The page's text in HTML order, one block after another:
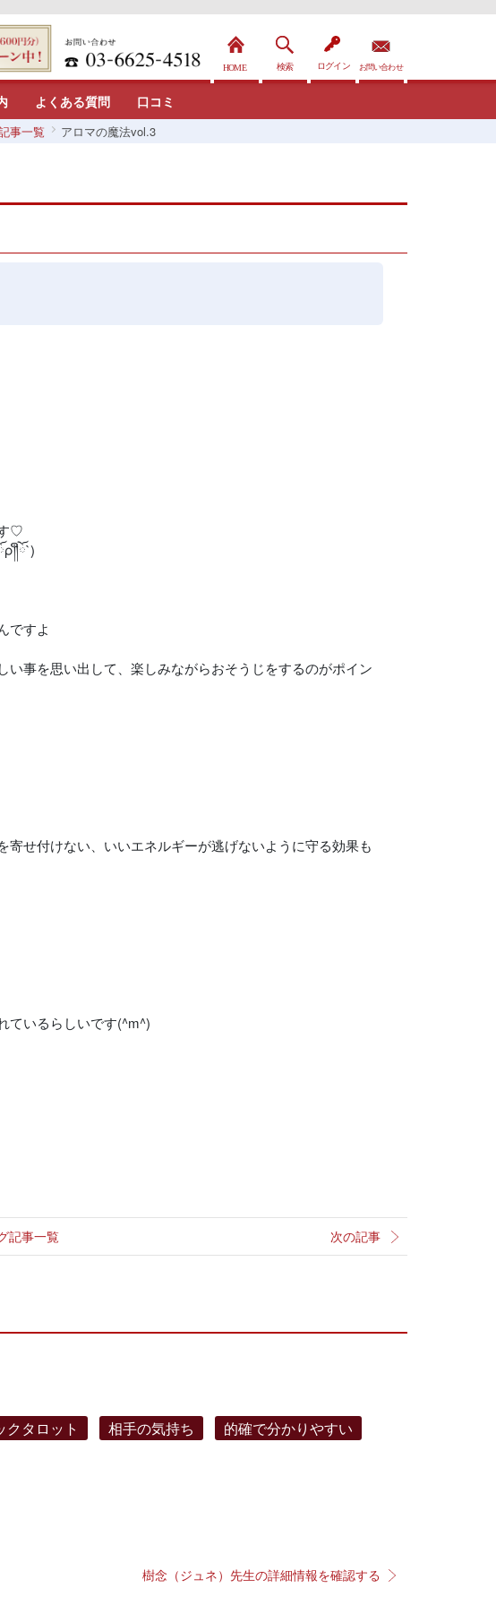
よくある質問 口コミ
事一覧 アロマの魔法vol.3
♡
ོρ༎ຶོ`)
ですよ
事を思い出して、楽しみながらおそうじをするのがポイン
せ付けない、いいエネルギーが逃げないように守る効果も
ているらしいです(^m^)
記事一覧 次の記事
タロット
相手の気持ち 的確で分かりやすい
樹念（ジュネ）先生の詳細情報を確認する